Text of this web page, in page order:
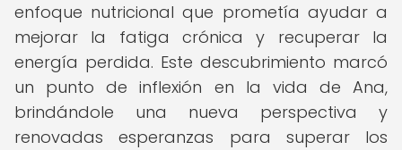
enfoque nutricional que prometía ayudar a
mejorar la fatiga crónica y recuperar la
energía perdida. Este descubrimiento marcó
un punto de inflexión en la vida de Ana,
brindándole una nueva perspectiva y
renovadas esperanzas para superar los